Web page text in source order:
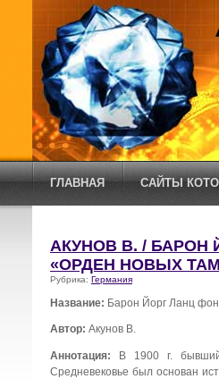
ГЛАВНАЯ САЙТЫ
АКУНОВ В. / БАРОН
«ОРДЕН НОВЫХ
Рубрика: Германия
Название: Барон Йорг Ланц
Автор: Акунов В.
Аннотация: В 1900 г. бывший
Средневековье был основан